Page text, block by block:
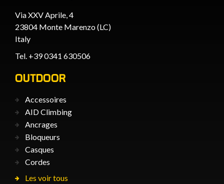
Via XXV Aprile, 4
23804 Monte Marenzo (LC)
Italy
Tel. +39 0341 630506
OUTDOOR
Accessoires
AID Climbing
Ancrages
Bloqueurs
Casques
Cordes
Les voir tous